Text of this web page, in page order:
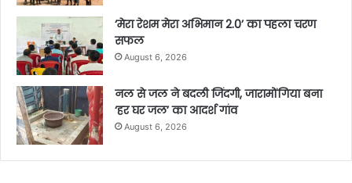
‘मेरा रेशम मेरा अभिमान 2.0’ का पहला चरण
सफल
August 6, 2026
नल से जल ने बदली जिंदगी, जारामोंगिया बना
‘हर घर जल’ का आदर्श गांव
August 6, 2026